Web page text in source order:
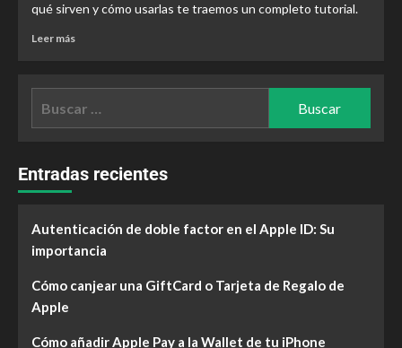
qué sirven y cómo usarlas te traemos un completo tutorial.
Leer más
Entradas recientes
Autenticación de doble factor en el Apple ID: Su
importancia
Cómo canjear una GiftCard o Tarjeta de Regalo de
Apple
Cómo añadir Apple Pay a la Wallet de tu iPhone